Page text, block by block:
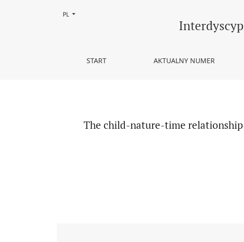
The child-nature-time relationship-New challenges for
START AKTUALNY NUMER
Zmień język, obecnie wybrany to:
PL
The child-nature-time